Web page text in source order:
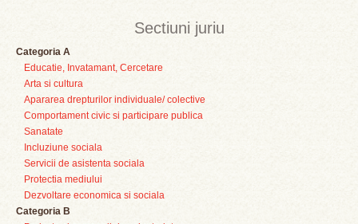
Sectiuni juriu
Categoria A
Educatie, Invatamant, Cercetare
Arta si cultura
Apararea drepturilor individuale/ colective
Comportament civic si participare publica
Sanatate
Incluziune sociala
Servicii de asistenta sociala
Protectia mediului
Dezvoltare economica si sociala
Categoria B